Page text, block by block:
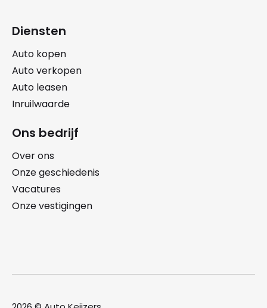
Diensten
Auto kopen
Auto verkopen
Auto leasen
Inruilwaarde
Ons bedrijf
Over ons
Onze geschiedenis
Vacatures
Onze vestigingen